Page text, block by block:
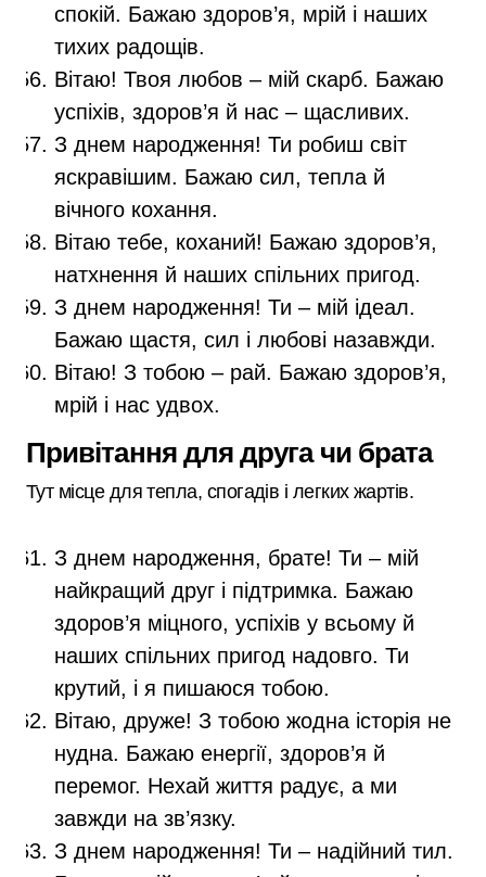
спокій. Бажаю здоров’я, мрій і наших
тихих радощів.
Вітаю! Твоя любов – мій скарб. Бажаю
успіхів, здоров’я й нас – щасливих.
З днем народження! Ти робиш світ
яскравішим. Бажаю сил, тепла й
вічного кохання.
Вітаю тебе, коханий! Бажаю здоров’я,
натхнення й наших спільних пригод.
З днем народження! Ти – мій ідеал.
Бажаю щастя, сил і любові назавжди.
Вітаю! З тобою – рай. Бажаю здоров’я,
мрій і нас удвох.
Привітання для друга чи брата
Тут місце для тепла, спогадів і легких жартів.
З днем народження, брате! Ти – мій
найкращий друг і підтримка. Бажаю
здоров’я міцного, успіхів у всьому й
наших спільних пригод надовго. Ти
крутий, і я пишаюся тобою.
Вітаю, друже! З тобою жодна історія не
нудна. Бажаю енергії, здоров’я й
перемог. Нехай життя радує, а ми
завжди на зв’язку.
З днем народження! Ти – надійний тил.